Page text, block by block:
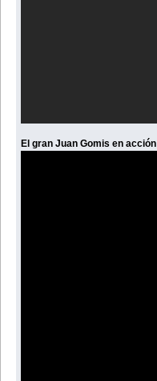
El gran Juan Gomis en acción